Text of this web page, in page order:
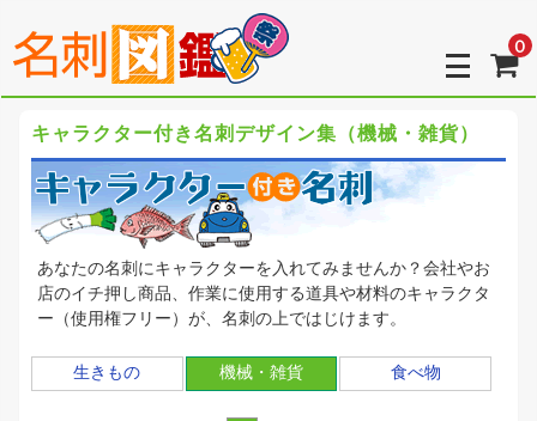
0
キャラクター付き名刺デザイン集（機械・雑貨）
あなたの名刺にキャラクターを入れてみませんか？会社やお
店のイチ押し商品、作業に使用する道具や材料のキャラクタ
ー（使用権フリー）が、名刺の上ではじけます。
生きもの 機械・雑貨 食べ物